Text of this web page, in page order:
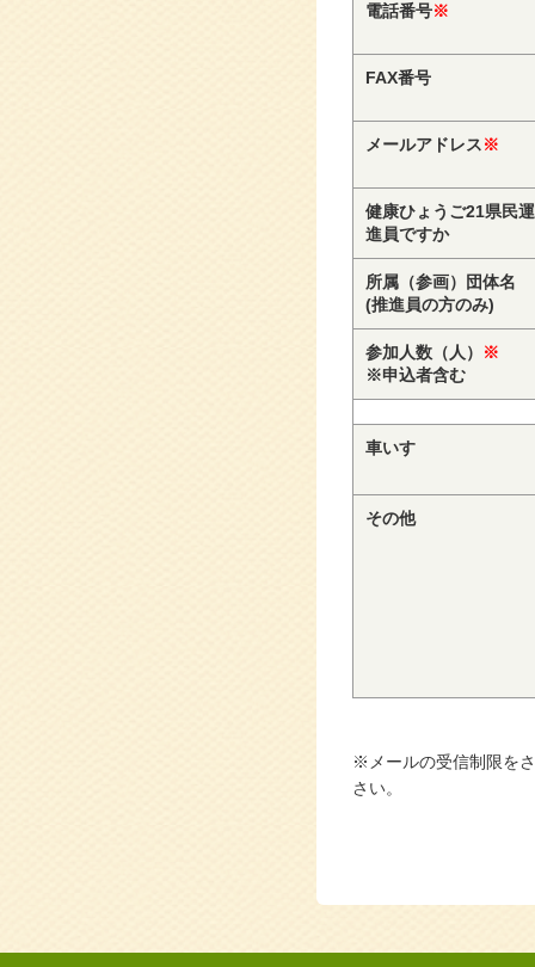
電話番号※
FAX番号
メールアドレス※
健康ひょうご21県民
進員ですか
所属（参画）団体名
(推進員の方のみ)
参加人数（人）
※
※申込者含む
車いす
その他
※メールの受信制限を
さい。